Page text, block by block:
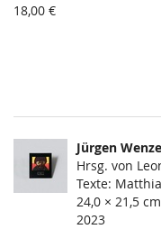
18,00 €
Jürgen
Hrsg. von
Texte:
24,0 × 21,5
2023